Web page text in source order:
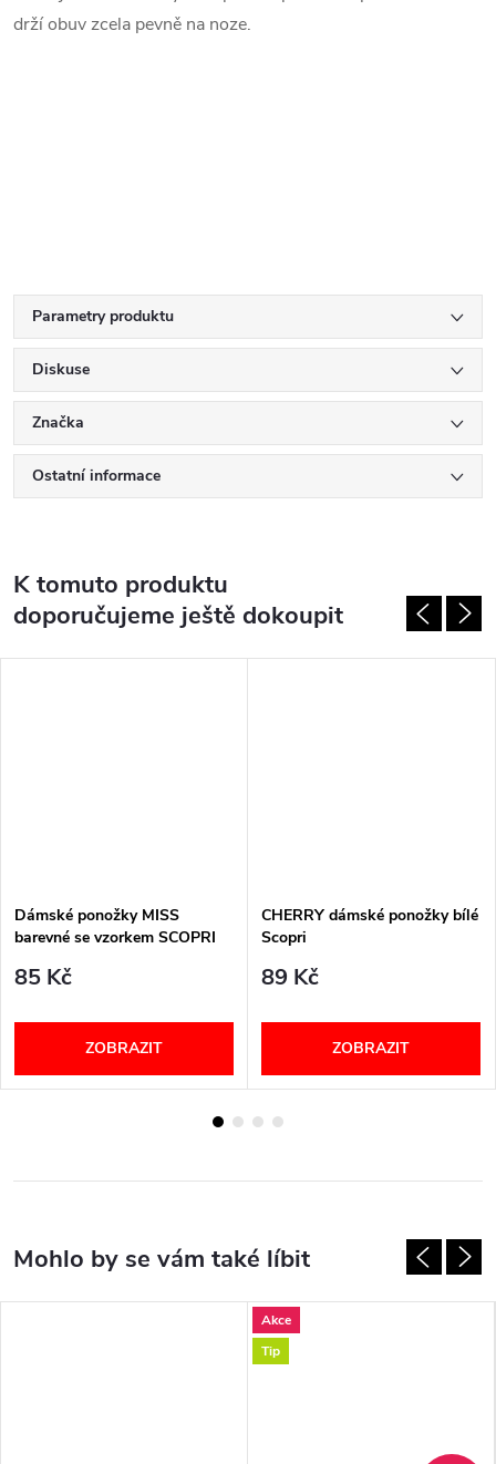
drží obuv zcela pevně na noze.
Parametry produktu
Diskuse
Značka
Ostatní informace
K tomuto produktu
doporučujeme ještě dokoupit
Dámské ponožky MISS
barevné se vzorkem SCOPRI
85 Kč
ZOBRAZIT
CHERRY dámské ponožky bílé
Scopri
89 Kč
ZOBRAZIT
Akce
Tip